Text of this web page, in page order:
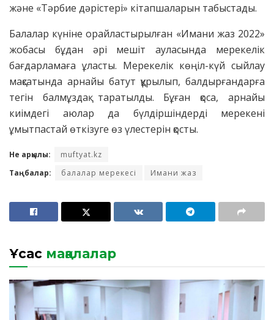
және «Тәрбие дәрістері» кітапшаларын табыстады.
Балалар күніне орайластырылған «Имани жаз 2022»
жобасы бұдан әрі мешіт ауласында мерекелік
бағдарламаға ұласты. Мерекелік көңіл-күй сыйлау
мақсатында арнайы батут құрылып, балдырғандарға
тегін балмұздақ таратылды. Бұған қоса, арнайы
киімдегі аюлар да бүлдіршіндерді мерекені
ұмытпастай өткізуге өз үлестерін қосты.
Не арқылы:
muftyat.kz
Таңбалар:
балалар мерекесі Имани жаз
Ұқсас мақалалар